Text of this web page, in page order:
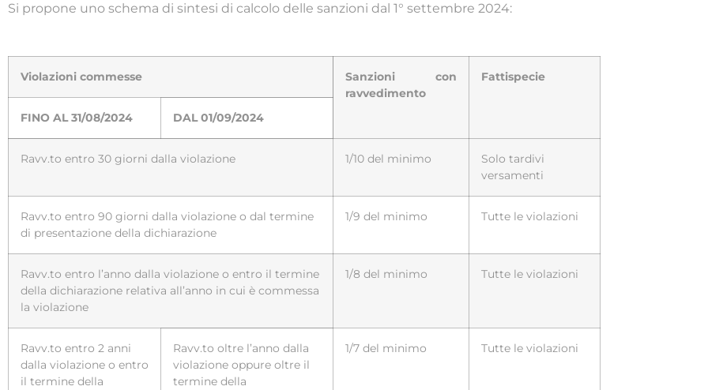
Si propone uno schema di sintesi di calcolo delle sanzioni dal 1° settembre 2024:
Violazioni commesse
Sanzioni con
ravvedimento
Fattispecie
FINO AL 31/08/2024 DAL 01/09/2024
Ravv.to entro 30 giorni dalla violazione 1/10 del minimo
Solo tardivi
versamenti
Ravv.to entro 90 giorni dalla violazione o dal termine
di presentazione della dichiarazione
1/9 del minimo Tutte le violazioni
Ravv.to entro l’anno dalla violazione o entro il termine
della dichiarazione relativa all’anno in cui è commessa
la violazione
1/8 del minimo Tutte le violazioni
Ravv.to entro 2 anni
dalla violazione o entro
il termine della
Ravv.to oltre l’anno dalla
violazione oppure oltre il
termine della
1/7 del minimo Tutte le violazioni